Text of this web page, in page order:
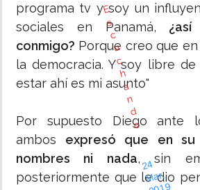
E
s
c
u
c
h
a
n
d
o
Una
2
4
M
ar,
2
0
1
l
7:
4
P
D
programa tv y soy un
sociales en Panamá, ¿así
conmigo? Porque creo que
la democracia. Y soy libre de
estar ahí es mi asunto"
Por supuesto Diego ante
ambos expresó que en
nombres ni nada, sin
posteriormente que le dio